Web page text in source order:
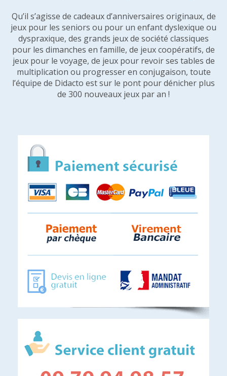
Qu’il s’agisse de cadeaux d’anniversaires originaux, de
jeux pour les seniors ou pour un enfant dyslexique ou
dyspraxique, des grands jeux de société classiques
pour les dimanches en famille, de jeux coopératifs, de
jeux pour le voyage, de jeux pour revoir ses tables de
multiplication ou progresser en conjugaison, toute
l’équipe de Didacto est sur le pont pour dénicher plus
de 300 nouveaux jeux par an !